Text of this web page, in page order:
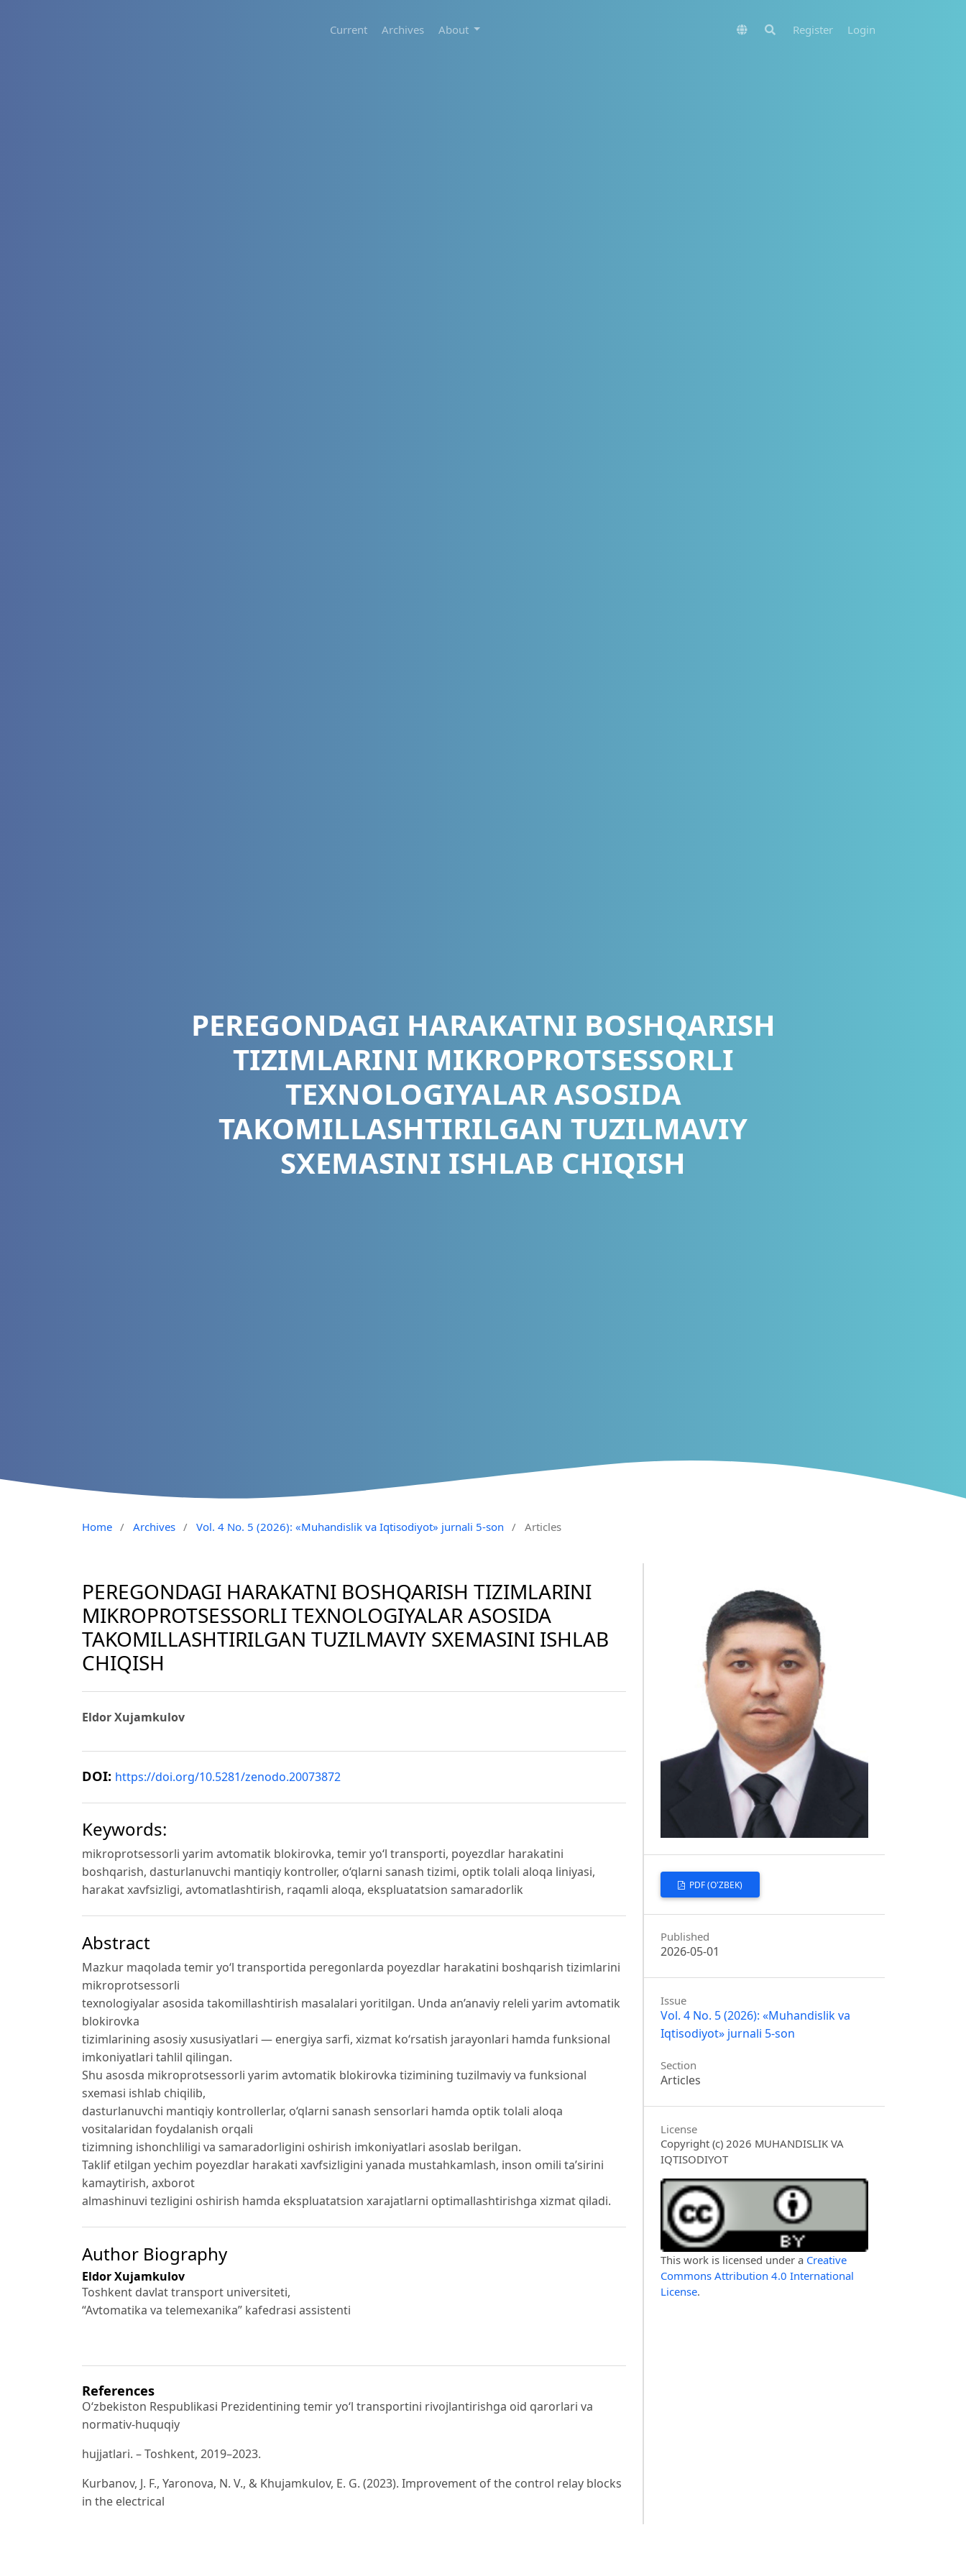
Current Archives About Register Login
PEREGONDAGI HARAKATNI BOSHQARISH
TIZIMLARINI MIKROPROTSESSORLI
TEXNOLOGIYALAR ASOSIDA
TAKOMILLASHTIRILGAN TUZILMAVIY
SXEMASINI ISHLAB CHIQISH
Home / Archives / Vol. 4 No. 5 (2026): «Muhandislik va Iqtisodiyot» jurnali 5-son / Articles
PEREGONDAGI HARAKATNI BOSHQARISH TIZIMLARINI
MIKROPROTSESSORLI TEXNOLOGIYALAR ASOSIDA
TAKOMILLASHTIRILGAN TUZILMAVIY SXEMASINI ISHLAB
CHIQISH
Eldor Xujamkulov
DOI: https://doi.org/10.5281/zenodo.20073872
Keywords:
mikroprotsessorli yarim avtomatik blokirovka, temir yo‘l transporti, poyezdlar harakatini
boshqarish, dasturlanuvchi mantiqiy kontroller, o‘qlarni sanash tizimi, optik tolali aloqa liniyasi,
harakat xavfsizligi, avtomatlashtirish, raqamli aloqa, ekspluatatsion samaradorlik
Abstract
Mazkur maqolada temir yo‘l transportida peregonlarda poyezdlar harakatini boshqarish tizimlarini
mikroprotsessorli
texnologiyalar asosida takomillashtirish masalalari yoritilgan. Unda an’anaviy releli yarim avtomatik
blokirovka
tizimlarining asosiy xususiyatlari — energiya sarfi, xizmat ko‘rsatish jarayonlari hamda funksional
imkoniyatlari tahlil qilingan.
Shu asosda mikroprotsessorli yarim avtomatik blokirovka tizimining tuzilmaviy va funksional
sxemasi ishlab chiqilib,
dasturlanuvchi mantiqiy kontrollerlar, o‘qlarni sanash sensorlari hamda optik tolali aloqa
vositalaridan foydalanish orqali
tizimning ishonchliligi va samaradorligini oshirish imkoniyatlari asoslab berilgan.
Taklif etilgan yechim poyezdlar harakati xavfsizligini yanada mustahkamlash, inson omili ta’sirini
kamaytirish, axborot
almashinuvi tezligini oshirish hamda ekspluatatsion xarajatlarni optimallashtirishga xizmat qiladi.
Author Biography
Eldor Xujamkulov
Toshkent davlat transport universiteti,
“Avtomatika va telemexanika” kafedrasi assistenti
References
O‘zbekiston Respublikasi Prezidentining temir yo‘l transportini rivojlantirishga oid qarorlari va
normativ-huquqiy
hujjatlari. – Toshkent, 2019–2023.
Kurbanov, J. F., Yaronova, N. V., & Khujamkulov, E. G. (2023). Improvement of the control relay blocks
in the electrical
PDF (O'ZBEK)
Published
2026-05-01
Issue
Vol. 4 No. 5 (2026): «Muhandislik va
Iqtisodiyot» jurnali 5-son
Section
Articles
License
Copyright (c) 2026 MUHANDISLIK VA
IQTISODIYOT
This work is licensed under a Creative
Commons Attribution 4.0 International
License.